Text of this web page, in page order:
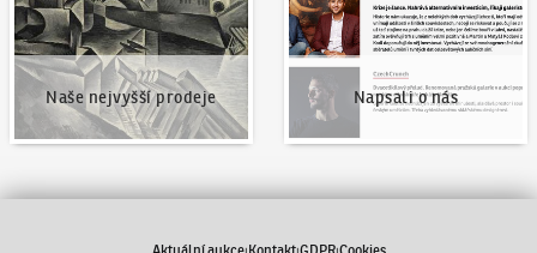
Naše nejvyšší prodeje Napsali o nás